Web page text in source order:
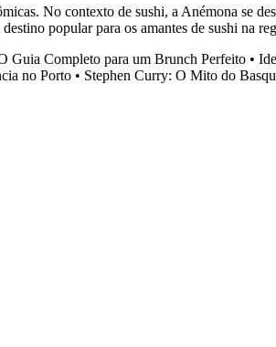
No contexto de sushi, a Anémona se
popular para os amantes de sushi na
Guia Completo para um Brunch Perfeito •
no Porto • Stephen Curry: O Mito do